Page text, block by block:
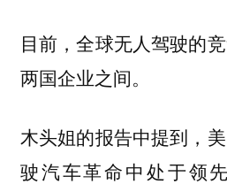
目前，全球无人驾驶的
两国企业之间。
木头姐的报告中提到，
驶汽车革命中处于领